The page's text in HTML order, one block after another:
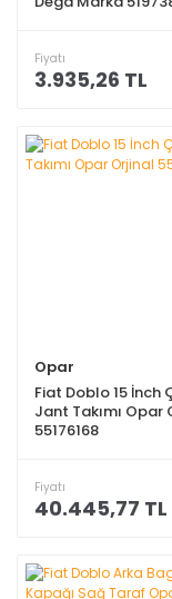
Fiyatı
3.935,26 TL
Opar
Fiat Doblo 15 İnch
Jant Takımı Opar
55176168
Fiyatı
40.445,77 TL